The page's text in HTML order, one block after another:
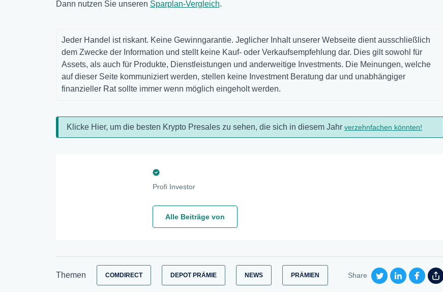
Dann nutzen Sie unseren Sparplan-Vergleich.
Jeder Handel ist riskant. Keine Gewinngarantie. Jeglicher Inhalt unserer Webseite dient ausschließlich
dem Zwecke der Information und stellt keine Kauf- oder Verkaufsempfehlung dar. Dies gilt sowohl für
Assets, als auch für Produkte, Dienstleistungen und anderweitige Investments. Die Meinungen, welche
auf dieser Seite kommuniziert werden, stellen keine Investment Beratung dar und unabhängiger
finanzieller Rat sollte immer wenn möglich eingeholt werden.
Klicke Hier, um die besten Krypto Presales zu sehen, die sich in diesem Jahr verzehnfachen könnten!
Profi Investor
Alle Beiträge von
Themen COMDIRECT DEPOT PRÄMIE NEWS PRÄMIEN Share